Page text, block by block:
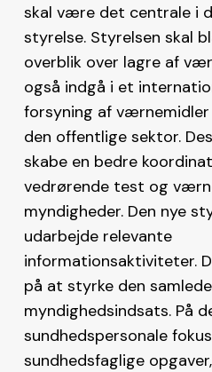
skal være det centrale i
styrelse. Styrelsen skal
overblik over lagre af
også indgå i et
forsyning af
den offentlige sektor.
skabe en bedre
vedrørende test og
myndigheder. Den nye
udarbejde relevante
informationsaktiviteter.
på at styrke den samlede
myndighedsindsats. På
sundhedspersonale
sundhedsfaglige